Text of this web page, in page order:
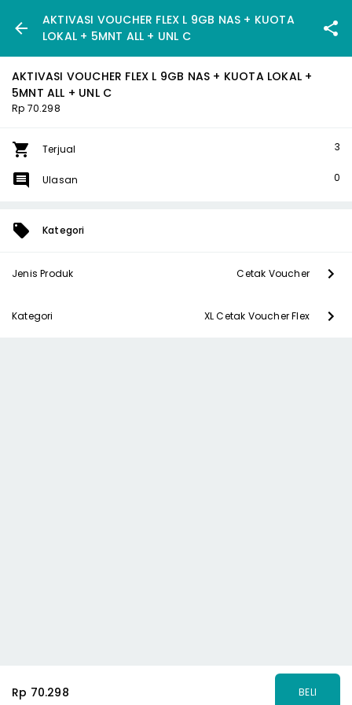
AKTIVASI VOUCHER FLEX L 9GB NAS + KUOTA
LOKAL + 5MNT ALL + UNL C
AKTIVASI VOUCHER FLEX L 9GB NAS + KUOTA LOKAL +
5MNT ALL + UNL C
Rp 70.298
Terjual 3
Ulasan 0
Kategori
Jenis Produk Cetak Voucher
Kategori XL Cetak Voucher Flex
Rp 70.298 BELI